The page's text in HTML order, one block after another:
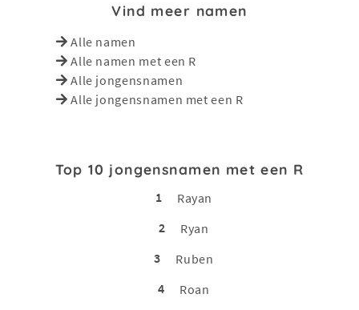
Vind meer namen
Alle namen
Alle namen met een R
Alle jongensnamen
Alle jongensnamen met een R
Top 10 jongensnamen met een R
1
Rayan
2
Ryan
3
Ruben
4
Roan